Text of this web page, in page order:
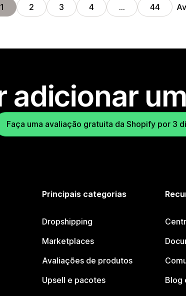
1 2 3 4 … 44
adicionar
Faça uma avaliação gratuita da Shopify por 3
Principais categorias
Dropshipping
Marketplaces
Avaliações de produtos
Upsell e pacotes
Blog